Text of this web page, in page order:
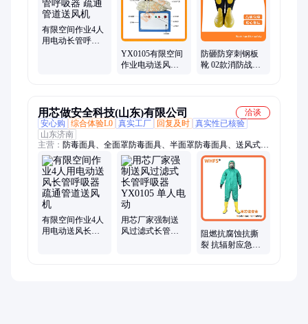
器、触摸式静电消除器、加油站静电释放器、声光报警静电释放
器、静电接地报警器、移动式静电接地报警器、固定式静电接地
报警器、静电接地夹、油罐车接地报警器、防化服、空气呼吸
器、防毒面具、隔热服、避火服
有限空间作业4人
用电动长管呼吸
YX0105有限空间
作业电动送风长
防砸防穿刺钢板
靴 02款消防战斗
用芯做安全科技(山东)有限公司
洽谈
安心购
综合体验L0 真实工厂 回复及时 真实性已核验
山东济南
主营： 防毒面具、全面罩防毒面具、半面罩防毒面具、送风式长
管呼吸器、动力送风呼吸器、自救呼吸器、防毒面罩、过滤式防
毒面具、防毒全面具、防毒半面具、防护服、一次性防护服、酸
碱防护服、化学防护服、消防员一级化学防护服、消防员二级化
学防护服、C级防护服、A级防护服、B级防护服、消防化学防护
服、洗眼器、空气呼吸器、隔热服、低温防护服、人体静电释放
器
有限空间作业4人
用电动送风长管
用芯厂家强制送
风过滤式长管呼
阻燃抗腐蚀抗撕
裂 抗辐射应急救